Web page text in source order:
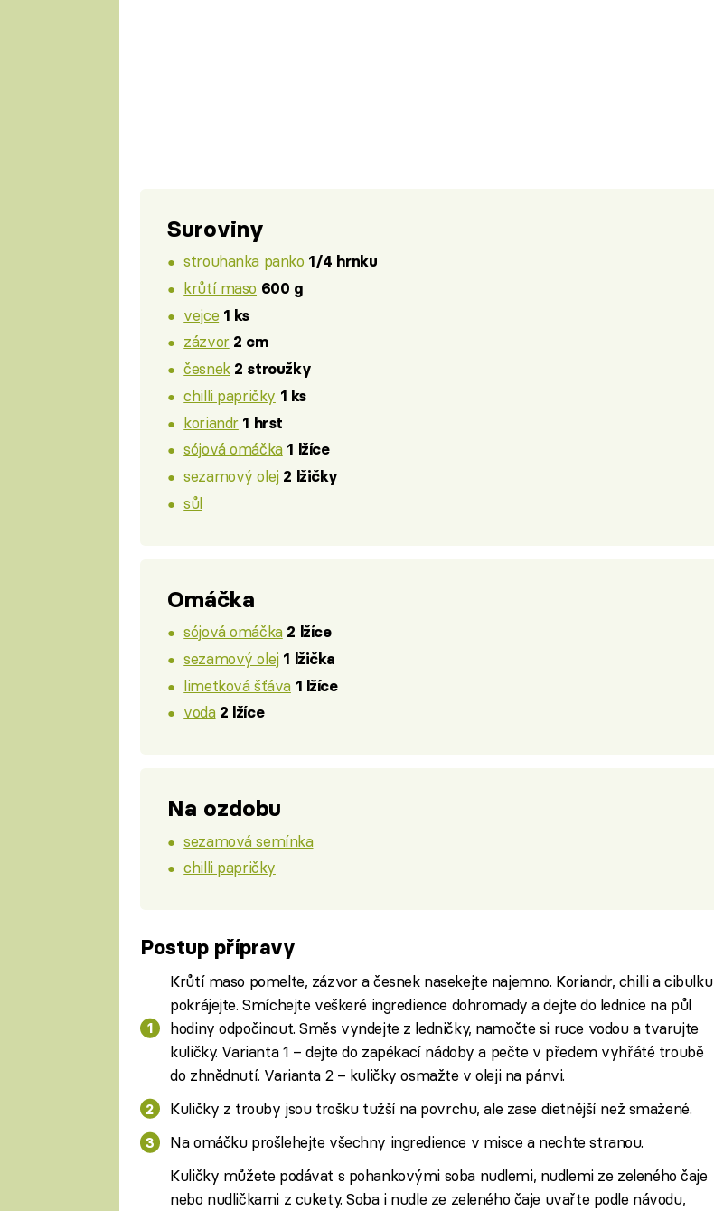
Suroviny
strouhanka panko 1/4 hrnku
krůtí maso 600 g
vejce 1 ks
zázvor 2 cm
česnek 2 stroužky
chilli papričky 1 ks
koriandr 1 hrst
sójová omáčka 1 lžíce
sezamový olej 2 lžičky
sůl
Omáčka
sójová omáčka 2 lžíce
sezamový olej 1 lžička
limetková šťáva 1 lžíce
voda 2 lžíce
Na ozdobu
sezamová semínka
chilli papričky
Postup přípravy
Krůtí maso pomelte, zázvor a česnek nasekejte najemno. Koriandr, chilli a cibulku
pokrájejte. Smíchejte veškeré ingredience dohromady a dejte do lednice na půl
hodiny odpočinout. Směs vyndejte z ledničky, namočte si ruce vodou a tvarujte
kuličky. Varianta 1 – dejte do zapékací nádoby a pečte v předem vyhřáté troubě
do zhnědnutí. Varianta 2 – kuličky osmažte v oleji na pánvi.
Kuličky z trouby jsou trošku tužší na povrchu, ale zase dietnější než smažené.
Na omáčku prošlehejte všechny ingredience v misce a nechte stranou.
Kuličky můžete podávat s pohankovými soba nudlemi, nudlemi ze zeleného čaje
nebo nudličkami z cukety. Soba i nudle ze zeleného čaje uvařte podle návodu,